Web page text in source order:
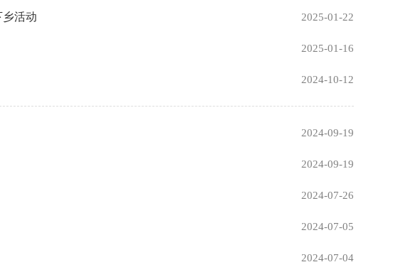
2025-01-22
活动
2025-01-16
2024-10-12
2024-09-19
2024-09-19
2024-07-26
2024-07-05
2024-07-04